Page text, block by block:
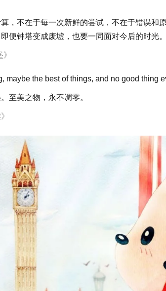
，不在于每一次新鲜的尝试，不在于错误和
便钟塔变成废墟，也要一同面对今后的时光。
maybe the best of things, and no good thing
至美之物，永不凋零。